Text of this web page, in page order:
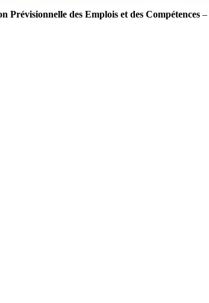
Prévisionnelle des Emplois et des Compétences –